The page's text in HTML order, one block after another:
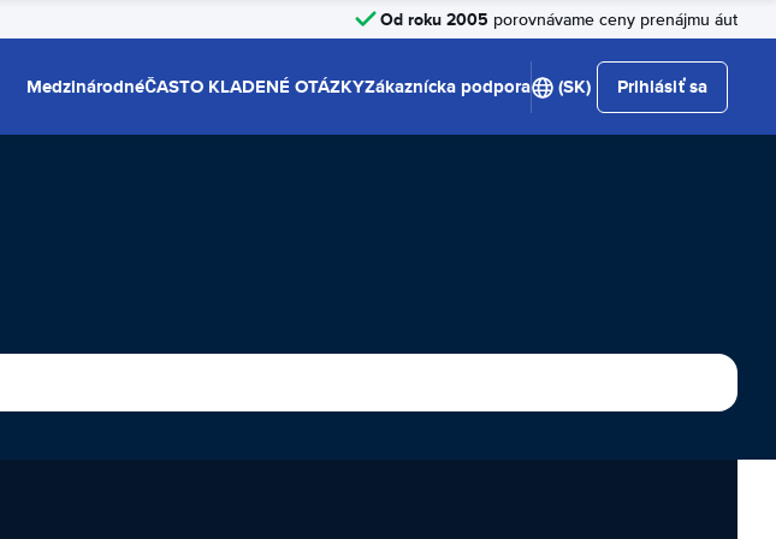
Od roku 2005 porovnávame ceny prenájmu áut
MedzinárodnéČASTO KLADENÉ OTÁZKYZákaznícka podpora (SK) Prihlásiť sa